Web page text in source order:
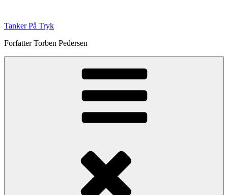
indhold
Tanker På Tryk
Forfatter Torben Pedersen